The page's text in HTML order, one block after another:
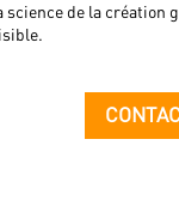
science de la création